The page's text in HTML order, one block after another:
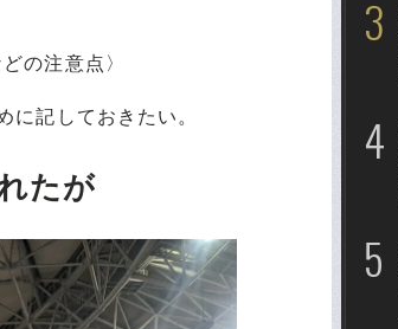
の注意点〉
記しておきたい。
たが